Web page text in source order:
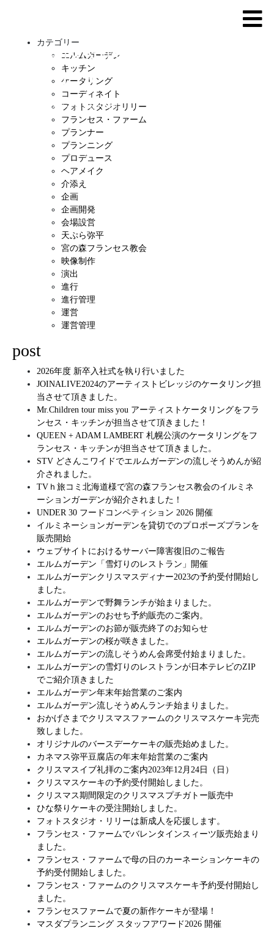
カテゴリー
エルムガーデン
キッチン
ケータリング
コーディネイト
フォトスタジオリリー
フランセス・ファーム
プランナー
プランニング
プロデュース
ヘアメイク
介添え
企画
企画開発
会場設営
天ぷら弥平
宮の森フランセス教会
映像制作
演出
進行
進行管理
運営
運営管理
post
2026年度 新卒入社式を執り行いました
JOINALIVE2024のアーティストビレッジのケータリング担
当させて頂きました。
Mr.Children tour miss you アーティストケータリングをフラ
ンセス・キッチンが担当させて頂きました！
QUEEN + ADAM LAMBERT 札幌公演のケータリングをフ
ランセス・キッチンが担当させて頂きました。
STV どさんこワイドでエルムガーデンの流しそうめんが紹
介されました。
TVｈ旅コミ北海道様で宮の森フランセス教会のイルミネ
ーションガーデンが紹介されました！
UNDER 30 フードコンペティション 2026 開催
イルミネーションガーデンを貸切でのプロポーズプランを
販売開始
ウェブサイトにおけるサーバー障害復旧のご報告
エルムガーデン「雪灯りのレストラン」開催
エルムガーデンクリスマスディナー2023の予約受付開始し
ました。
エルムガーデンで野舞ランチが始まりました。
エルムガーデンのおせち予約販売のご案内。
エルムガーデンのお節が販売終了のお知らせ
エルムガーデンの桜が咲きました。
エルムガーデンの流しそうめん会席受付始まりました。
エルムガーデンの雪灯りのレストランが日本テレビのZIP
でご紹介頂きました
エルムガーデン年末年始営業のご案内
エルムガーデン流しそうめんランチ始まりました。
おかげさまでクリスマスファームのクリスマスケーキ完売
致しました。
オリジナルのバースデーケーキの販売始めました。
カネマス弥平豆腐店の年末年始営業のご案内
クリスマスイブ礼拝のご案内2023年12月24日（日）
クリスマスケーキの予約受付開始しました。
クリスマス期間限定のクリスマスプチガトー販売中
ひな祭りケーキの受注開始しました。
フォトスタジオ・リリーは新成人を応援します。
フランセス・ファームでバレンタインスィーツ販売始まり
ました。
フランセス・ファームで母の日のカーネーションケーキの
予約受付開始しました。
フランセス・ファームのクリスマスケーキ予約受付開始し
ました。
フランセスファームで夏の新作ケーキが登場！
マスダプランニング スタッフアワード2026 開催